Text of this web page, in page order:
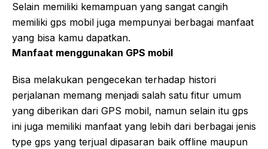
Selain memiliki kemampuan yang sangat cangih
memiliki gps mobil juga mempunyai berbagai manfaat
yang bisa kamu dapatkan.
Manfaat menggunakan GPS mobil
Bisa melakukan pengecekan terhadap histori
perjalanan memang menjadi salah satu fitur umum
yang diberikan dari GPS mobil, namun selain itu gps
ini juga memiliki manfaat yang lebih dari berbagai jenis
type gps yang terjual dipasaran baik offline maupun